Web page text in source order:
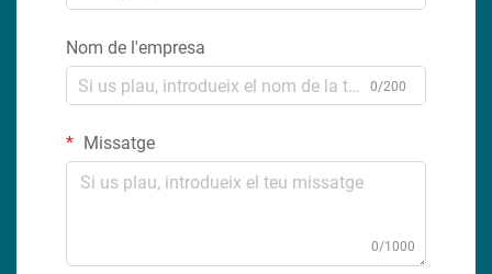
Nom de l'empresa
0/200
Missatge
0/1000